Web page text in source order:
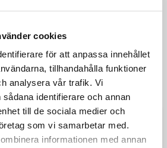
cookies
för att anpassa innehållet
tillhandahålla funktioner
analysera vår trafik. Vi
identifierare och annan
till de sociala medier och
som vi samarbetar med.
informationen med annan
Produktdetaljer